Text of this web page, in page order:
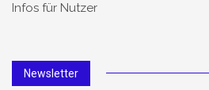
Infos für Nutzer
Newsletter